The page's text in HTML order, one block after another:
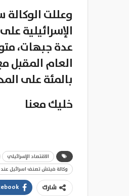
وعللت
الإسرائيلية
بالمئة على المدى
خليك معنا
الاقتصاد الإسرائيلي
وكالة فيتش تصنف اسرائيل
شارك